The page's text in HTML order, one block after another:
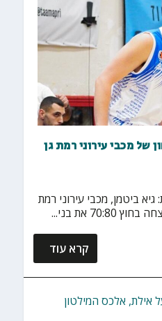
של מכבי עירוני רמת גן
ביטמן, מכבי עירוני רמת
את בני...
קרא עוד